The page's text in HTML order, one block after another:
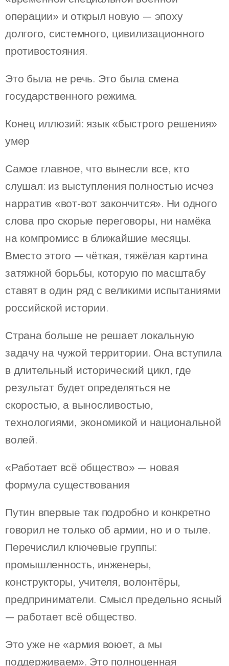
операции» и открыл новую — эпоху
долгого, системного, цивилизационного
противостояния.
Это была не речь. Это была смена
государственного режима.
Конец иллюзий: язык «быстрого решения»
умер
Самое главное, что вынесли все, кто
слушал: из выступления полностью исчез
нарратив «вот-вот закончится». Ни одного
слова про скорые переговоры, ни намёка
на компромисс в ближайшие месяцы.
Вместо этого — чёткая, тяжёлая картина
затяжной борьбы, которую по масштабу
ставят в один ряд с великими испытаниями
российской истории.
Страна больше не решает локальную
задачу на чужой территории. Она вступила
в длительный исторический цикл, где
результат будет определяться не
скоростью, а выносливостью,
технологиями, экономикой и национальной
волей.
«Работает всё общество» — новая
формула существования
Путин впервые так подробно и конкретно
говорил не только об армии, но и о тыле.
Перечислил ключевые группы:
промышленность, инженеры,
конструкторы, учителя, волонтёры,
предприниматели. Смысл предельно ясный
— работает всё общество.
Это уже не «армия воюет, а мы
поддерживаем». Это полноценная